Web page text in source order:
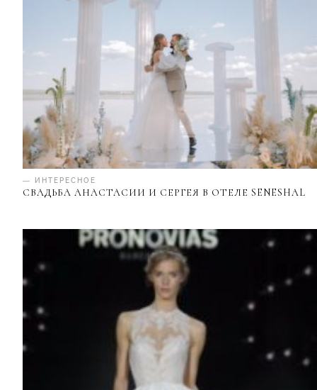
— ИНТЕРЕСНОЕ
СВАДЬБА АНАСТАСИИ И СЕРГЕЯ В ОТЕЛЕ SENESHAL